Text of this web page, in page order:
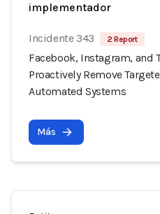
implementador
Incidente 343 2 Report
Facebook, Instagram, and
Proactively Remove
Automated Systems
Más